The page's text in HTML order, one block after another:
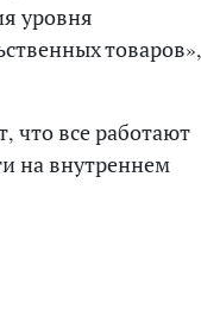
уровня
товаров»,
что все работают
на внутреннем